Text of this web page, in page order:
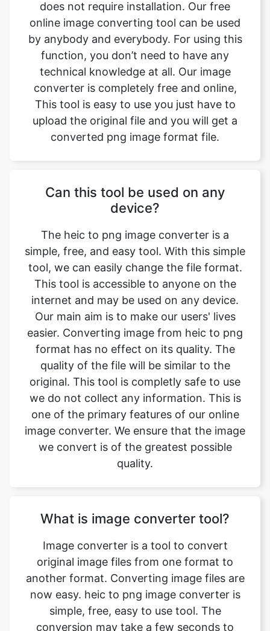
function, you don’t need to have any
technical knowledge at all. Our image
converter is completely free and online,
This tool is easy to use you just have to
upload the original file and you will get a
converted png image format file.
Can this tool be used on any
simple, free, and easy tool. With this simple
tool, we can easily change the file format.
This tool is accessible to anyone on the
internet and may be used on any device.
Our main aim is to make our users' lives
easier. Converting image from heic to png
format has no effect on its quality. The
quality of the file will be similar to the
original. This tool is completly safe to use
we do not collect any information. This is
one of the primary features of our online
image converter. We ensure that the image
we convert is of the greatest possible
quality.
What is image converter tool?
another format. Converting image files are
now easy. heic to png image converter is
simple, free, easy to use tool. The
conversion may take a few seconds to
minutes depends on image file size and
CPU performance of your device. Our free
online image converting tool can be used